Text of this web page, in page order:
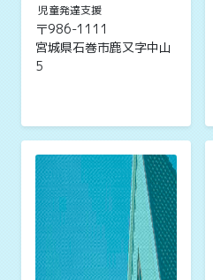
児童発達支援
〒986-1111
宮城県石巻市鹿又字中山
5